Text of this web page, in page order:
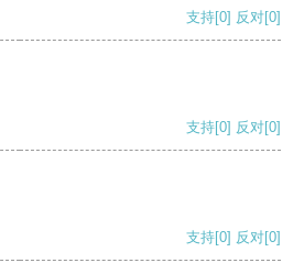
支持[0] 反对[0]
支持[0] 反对[0]
支持[0] 反对[0]